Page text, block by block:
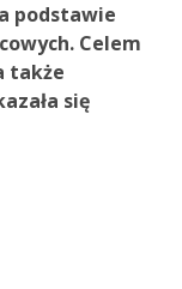
podstawie
Celem
także
się